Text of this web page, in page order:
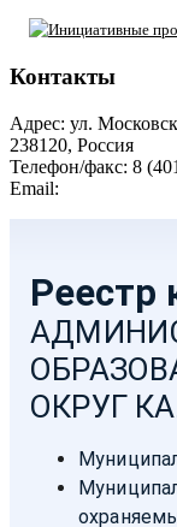
Контакты
Адрес: ул.
238120, Россия
Телефон/факс: 8
Email: